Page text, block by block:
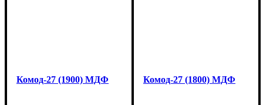
Комод-27 (1900) МДФ Комод-27 (1800) МДФ